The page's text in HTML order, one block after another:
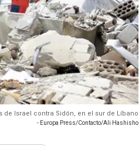
Israel contra Sidón, en el sur de Líbano
- Europa Press/Contacto/Ali Hashisho